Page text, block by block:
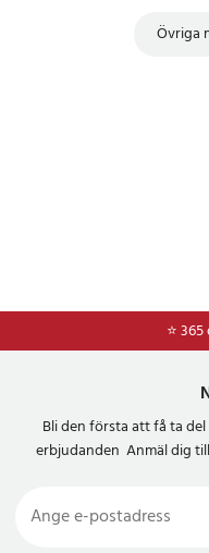
Övriga
⭐
Bli den första att få ta
erbjudanden Anmäl dig